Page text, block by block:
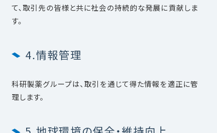
て、取引先の皆様と共に社会の持続的な発展に貢献しま
す。
4.情報管理
科研製薬グループは、取引を通じて得た情報を適正に管
理します。